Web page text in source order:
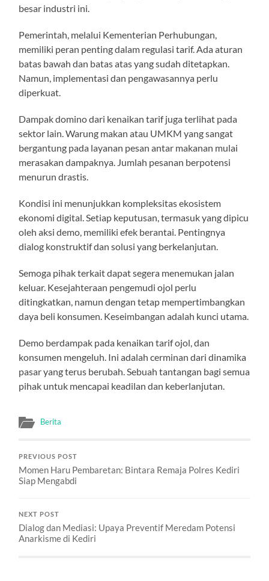
besar industri ini.
Pemerintah, melalui Kementerian Perhubungan,
memiliki peran penting dalam regulasi tarif. Ada aturan
batas bawah dan batas atas yang sudah ditetapkan.
Namun, implementasi dan pengawasannya perlu
diperkuat.
Dampak domino dari kenaikan tarif juga terlihat pada
sektor lain. Warung makan atau UMKM yang sangat
bergantung pada layanan pesan antar makanan mulai
merasakan dampaknya. Jumlah pesanan berpotensi
menurun drastis.
Kondisi ini menunjukkan kompleksitas ekosistem
ekonomi digital. Setiap keputusan, termasuk yang dipicu
oleh aksi demo, memiliki efek berantai. Pentingnya
dialog konstruktif dan solusi yang berkelanjutan.
Semoga pihak terkait dapat segera menemukan jalan
keluar. Kesejahteraan pengemudi ojol perlu
ditingkatkan, namun dengan tetap mempertimbangkan
daya beli konsumen. Keseimbangan adalah kunci utama.
Demo berdampak pada kenaikan tarif ojol, dan
konsumen mengeluh. Ini adalah cerminan dari dinamika
pasar yang terus berubah. Sebuah tantangan bagi semua
pihak untuk mencapai keadilan dan keberlanjutan.
Berita
PREVIOUS POST
Momen Haru Pembaretan: Bintara Remaja Polres Kediri
Siap Mengabdi
NEXT POST
Dialog dan Mediasi: Upaya Preventif Meredam Potensi
Anarkisme di Kediri